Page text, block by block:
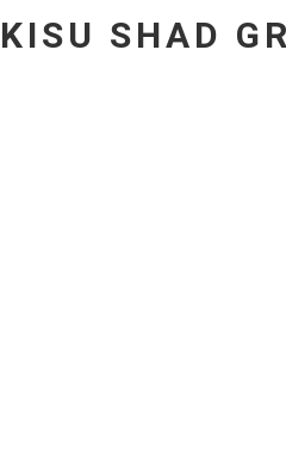
KISU SHAD